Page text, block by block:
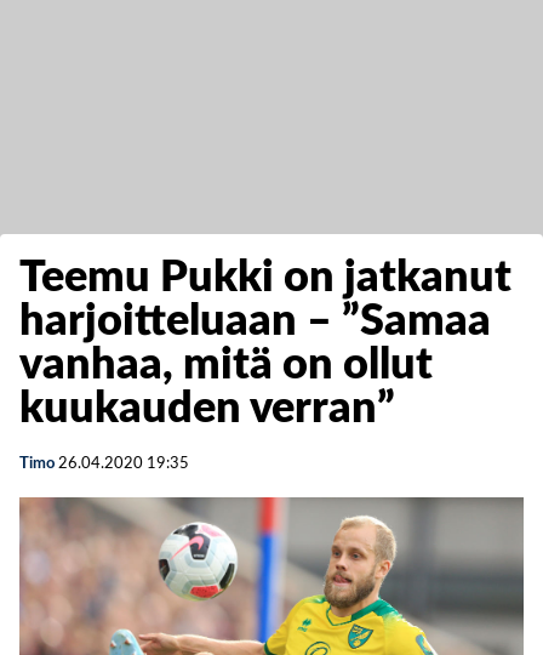
Teemu Pukki on jatkanut
harjoitteluaan – ”Samaa
vanhaa, mitä on ollut
kuukauden verran”
Timo 26.04.2020 19:35